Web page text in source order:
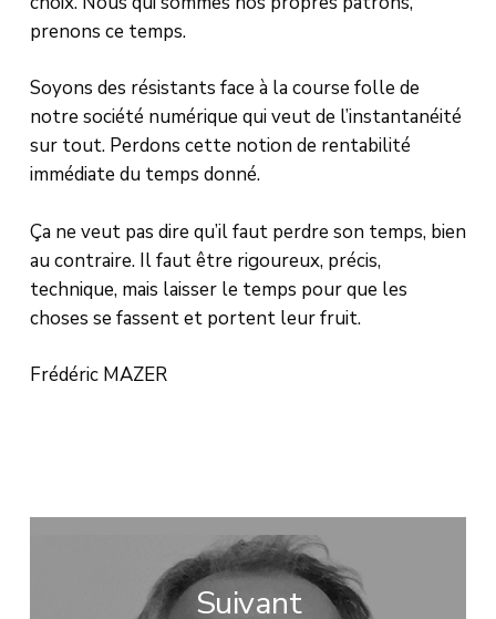
prenons ce temps.
Soyons des résistants face à la course folle de
notre société numérique qui veut de l’instantanéité
sur tout. Perdons cette notion de rentabilité
immédiate du temps donné.
Ça ne veut pas dire qu’il faut perdre son temps, bien
au contraire. Il faut être rigoureux, précis,
technique, mais laisser le temps pour que les
choses se fassent et portent leur fruit.
Frédéric MAZER
Suivant